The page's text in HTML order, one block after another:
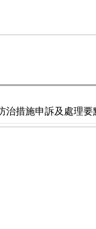
治措施申訴及處理要